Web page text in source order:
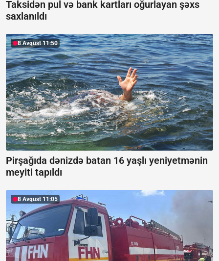
Taksidən pul və bank kartları oğurlayan şəxs
saxlanıldı
8 Avqust 11:50
Pirşağıda dənizdə batan 16 yaşlı yeniyetmənin
meyiti tapıldı
8 Avqust 11:05